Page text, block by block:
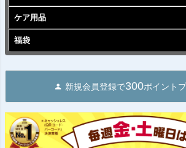
ケア用品
福袋
新規会員登録で300ポイント